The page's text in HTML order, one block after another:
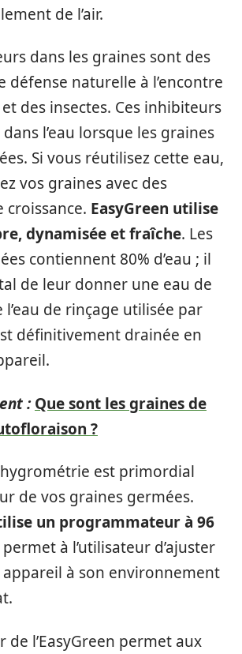
de l’air.
dans les graines sont des
défense naturelle à l’encontre
des insectes. Ces inhibiteurs
l’eau lorsque les graines
Si vous réutilisez cette eau,
vos graines avec des
EasyGreen utilise
dynamisée et fraîche. Les
contiennent 80% d’eau ; il
de leur donner une eau de
de rinçage utilisée par
définitivement drainée en
: Que sont les graines de
?
est primordial
de vos graines germées.
un programmateur à 96
à l’utilisateur d’ajuster
à son environnement
de l’EasyGreen permet aux